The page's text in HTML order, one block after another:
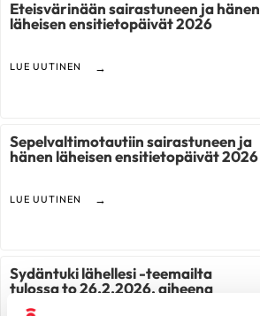
Eteisvärinään sairastuneen ja hänen
läheisen ensitietopäivät 2026
LUE UUTINEN
Sepelvaltimotautiin sairastuneen ja
hänen läheisen ensitietopäivät 2026
LUE UUTINEN
Sydäntuki lähellesi -teemailta
tulossa to 26.2.2026, aiheena